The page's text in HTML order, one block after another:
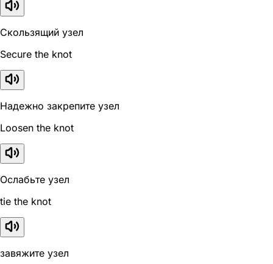
Скользящий узел
Secure the knot
Надежно закрепите узел
Loosen the knot
Ослабьте узел
tie the knot
завяжите узел